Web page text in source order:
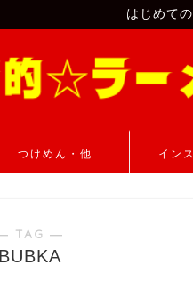
はじめて
つけめん・他 イン
TAG ―